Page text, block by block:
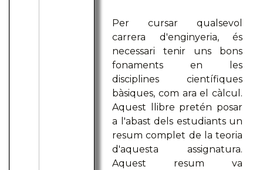
Per cursar qualsevol
carrera d'enginyeria, és
necessari tenir uns bons
fonaments en les
disciplines científiques
bàsiques, com ara el càlcul.
Aquest llibre pretén posar
a l'abast dels estudiants un
resum complet de la teoria
d'aquesta assignatura.
Aquest resum va